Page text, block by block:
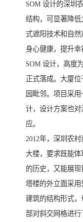
SOM 设计的深圳
结构，可显著降
式遮阳技术和自
身心健康，提升幸
SOM 设计，高度
正式落成。大厦
园毗邻。项目采
计，设计方案也
应。
2012年，深圳农
大楼，要求既能
的历史，又能展现
塔楼的外立面采
建筑的结构形式
部对斜交网格进